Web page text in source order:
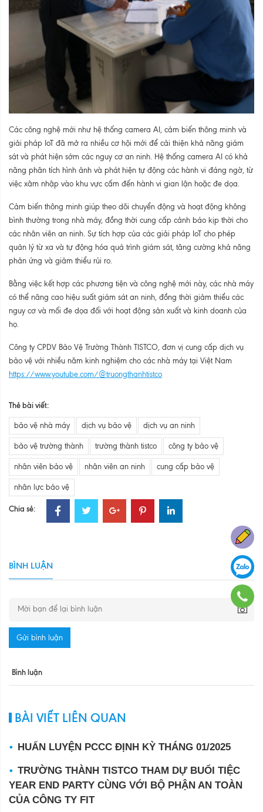
Các công nghệ mới như hệ thống camera AI, cảm biến thông minh và
giải pháp IoT đã mở ra nhiều cơ hội mới để cải thiện khả năng giám
sát và phát hiện sớm các nguy cơ an ninh. Hệ thống camera AI có khả
năng phân tích hình ảnh và phát hiện tự động các hành vi đáng ngờ, từ
việc xâm nhập vào khu vực cấm đến hành vi gian lận hoặc đe dọa.
Cảm biến thông minh giúp theo dõi chuyển động và hoạt động không
bình thường trong nhà máy, đồng thời cung cấp cảnh báo kịp thời cho
các nhân viên an ninh. Sự tích hợp của các giải pháp IoT cho phép
quản lý từ xa và tự động hóa quá trình giám sát, tăng cường khả năng
phản ứng và giảm thiểu rủi ro.
Bằng việc kết hợp các phương tiện và công nghệ mới này, các nhà máy
có thể nâng cao hiệu suất giám sát an ninh, đồng thời giảm thiểu các
nguy cơ và mối đe dọa đối với hoạt động sản xuất và kinh doanh của
họ.
Công ty CPDV Bảo Vệ Trường Thành TISTCO, đơn vị cung cấp dịch vụ
bảo vệ với nhiều năm kinh nghiệm cho các nhà máy tại Việt Nam
https://www.youtube.com/@truongthanhtistco
Thẻ bài viết:
bảo vệ nhà máy dịch vụ bảo vệ dịch vụ an ninh
bảo vệ trường thành trường thành tistco công ty bảo vệ
nhân viên bảo vệ nhân viên an ninh cung cấp bảo vệ
nhân lực bảo vệ
Chia sẻ:
BÌNH LUẬN
Gửi bình luận
Bình luận
BÀI VIẾT LIÊN QUAN
HUẤN LUYỆN PCCC ĐỊNH KỲ THÁNG 01/2025
TRƯỜNG THÀNH TISTCO THAM DỰ BUỔI TIỆC
YEAR END PARTY CÙNG VỚI BỘ PHẬN AN TOÀN
CỦA CÔNG TY FIT